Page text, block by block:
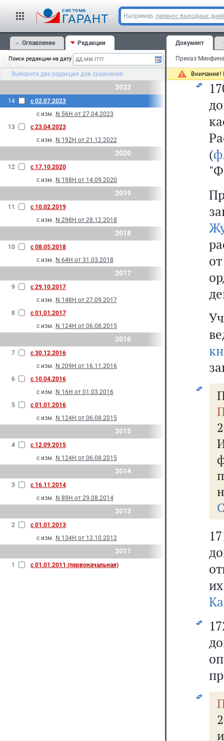
cистема
ГАРАНТ Например, перенос выходных дней
Оглавление Редакции
Поиск редакции на дату
Выберите две редакции для сравнения
2023
14
с 02.07.2023
с изм. N 56Н от 27.04.2023
13
с 23.04.2023
с изм. N 192Н от 21.12.2022
2020
12
с 17.10.2020
с изм. N 198Н от 14.09.2020
2019
11
с 10.02.2019
с изм. N 298Н от 28.12.2018
2018
10
с 08.05.2018
с изм. N 64Н от 31.03.2018
2017
9
с 29.10.2017
с изм. N 148Н от 27.09.2017
8
с 01.01.2017
с изм. N 124Н от 06.08.2015
2016
7
с 30.12.2016
с изм. N 209Н от 16.11.2016
6
с 10.04.2016
с изм. N 16Н от 01.03.2016
5
с 01.01.2016
с изм. N 124Н от 06.08.2015
2015
4
с 12.09.2015
с изм. N 124Н от 06.08.2015
2014
3
с 16.11.2014
с изм. N 89Н от 29.08.2014
2013
2
с 01.01.2013
с изм. N 134Н от 12.10.2012
2011
1 с 01.01.2011 (первоначальная)
Документ
Внимание!
(